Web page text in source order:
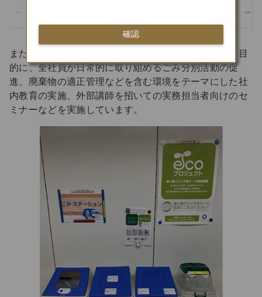
また、社内の廃棄物マネジメントに関する意識向上を目
的に、全社員が日常的に取り組めるごみ分別活動の促
進、廃棄物の適正管理などを含む環境をテーマにした社
内教育の実施、外部講師を招いての実務担当者向けのセ
ミナーなどを実施しています。
確認